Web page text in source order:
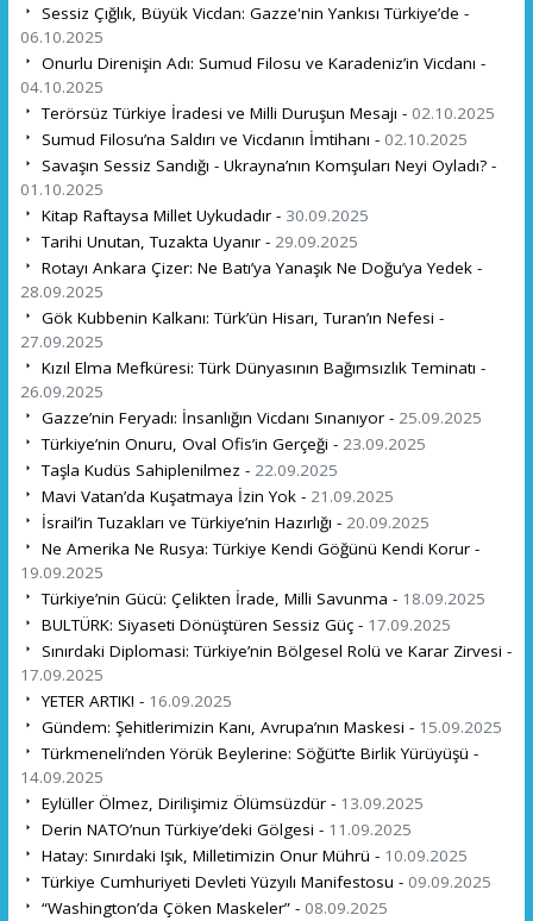
Sessiz Çığlık, Büyük Vicdan: Gazze'nin Yankısı Türkiye’de -
06.10.2025
Onurlu Direnişin Adı: Sumud Filosu ve Karadeniz’in Vicdanı -
04.10.2025
Terörsüz Türkiye İradesi ve Milli Duruşun Mesajı - 02.10.2025
Sumud Filosu’na Saldırı ve Vicdanın İmtihanı - 02.10.2025
Savaşın Sessiz Sandığı - Ukrayna’nın Komşuları Neyi Oyladı? -
01.10.2025
Kitap Raftaysa Millet Uykudadır - 30.09.2025
Tarihi Unutan, Tuzakta Uyanır - 29.09.2025
Rotayı Ankara Çizer: Ne Batı’ya Yanaşık Ne Doğu’ya Yedek -
28.09.2025
Gök Kubbenin Kalkanı: Türk’ün Hisarı, Turan’ın Nefesi -
27.09.2025
Kızıl Elma Mefküresi: Türk Dünyasının Bağımsızlık Teminatı -
26.09.2025
Gazze’nin Feryadı: İnsanlığın Vicdanı Sınanıyor - 25.09.2025
Türkiye’nin Onuru, Oval Ofis’in Gerçeği - 23.09.2025
Taşla Kudüs Sahiplenilmez - 22.09.2025
Mavi Vatan’da Kuşatmaya İzin Yok - 21.09.2025
İsrail’in Tuzakları ve Türkiye’nin Hazırlığı - 20.09.2025
Ne Amerika Ne Rusya: Türkiye Kendi Göğünü Kendi Korur -
19.09.2025
Türkiye’nin Gücü: Çelikten İrade, Milli Savunma - 18.09.2025
BULTÜRK: Siyaseti Dönüştüren Sessiz Güç - 17.09.2025
Sınırdaki Diplomasi: Türkiye’nin Bölgesel Rolü ve Karar Zirvesi -
17.09.2025
YETER ARTIK! - 16.09.2025
Gündem: Şehitlerimizin Kanı, Avrupa’nın Maskesi - 15.09.2025
Türkmeneli’nden Yörük Beylerine: Söğüt’te Birlik Yürüyüşü -
14.09.2025
Eylüller Ölmez, Dirilişimiz Ölümsüzdür - 13.09.2025
Derin NATO’nun Türkiye’deki Gölgesi - 11.09.2025
Hatay: Sınırdaki Işık, Milletimizin Onur Mührü - 10.09.2025
Türkiye Cumhuriyeti Devleti Yüzyılı Manifestosu - 09.09.2025
“Washington’da Çöken Maskeler” - 08.09.2025